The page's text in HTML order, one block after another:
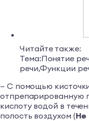
Читайте также:
Тема:Понятие
речи,Функции
— С помощью
отпрепарированную
кислоту водой в
полость воздухом (Не